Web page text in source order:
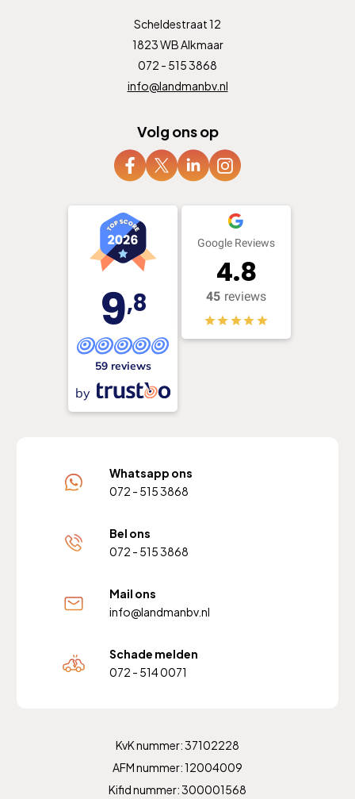
Scheldestraat 12
1823 WB Alkmaar
072 - 515 3868
info@landmanbv.nl
Volg ons op
9,8
59 reviews
by
Google Reviews
4.8
45 reviews
Whatsapp ons
072 - 515 3868
Bel ons
072 - 515 3868
Mail ons
info@landmanbv.nl
Schade melden
072 - 514 0071
KvK nummer: 37102228
AFM nummer: 12004009
Kifid nummer: 300001568